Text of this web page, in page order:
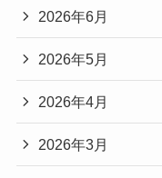
2026年6月
2026年5月
2026年4月
2026年3月